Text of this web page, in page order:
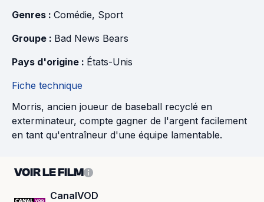
Genres : Comédie, Sport
Groupe : Bad News Bears
Pays d'origine : États-Unis
Fiche technique
Morris, ancien joueur de baseball recyclé en
exterminateur, compte gagner de l'argent facilement
en tant qu'entraîneur d'une équipe lamentable.
VOIR LE FILM
CanalVOD